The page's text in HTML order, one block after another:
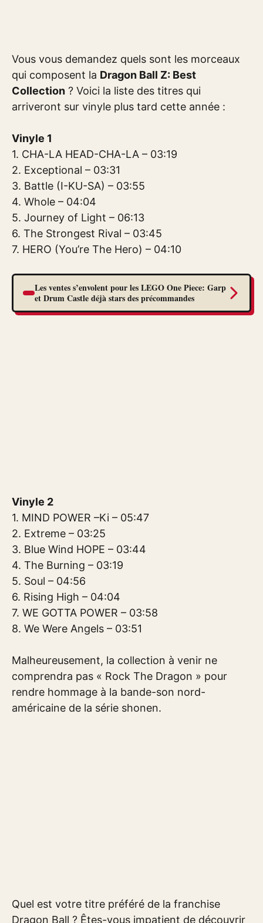
Vous vous demandez quels sont les morceaux
qui composent la Dragon Ball Z: Best
Collection ? Voici la liste des titres qui
arriveront sur vinyle plus tard cette année :
Vinyle 1
1. CHA-LA HEAD-CHA-LA – 03:19
2. Exceptional – 03:31
3. Battle (I-KU-SA) – 03:55
4. Whole – 04:04
5. Journey of Light – 06:13
6. The Strongest Rival – 03:45
7. HERO (You’re The Hero) – 04:10
Les ventes s’envolent pour les LEGO One Piece: Garp
et Drum Castle déjà stars des précommandes
Vinyle 2
1. MIND POWER –Ki – 05:47
2. Extreme – 03:25
3. Blue Wind HOPE – 03:44
4. The Burning – 03:19
5. Soul – 04:56
6. Rising High – 04:04
7. WE GOTTA POWER – 03:58
8. We Were Angels – 03:51
Malheureusement, la collection à venir ne
comprendra pas « Rock The Dragon » pour
rendre hommage à la bande-son nord-
américaine de la série shonen.
Quel est votre titre préféré de la franchise
Dragon Ball ? Êtes-vous impatient de découvrir